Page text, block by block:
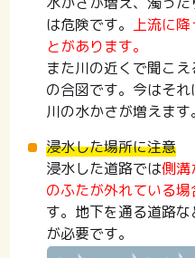
は危険です。 上流に
とがあります。
また川の近くで聞こ
の合図です。今はそれ
川の水かさが増えます。
浸水した場所に注意
浸水した道路では側溝
のふたが外れている場
す。地下を通る道路
が必要です。